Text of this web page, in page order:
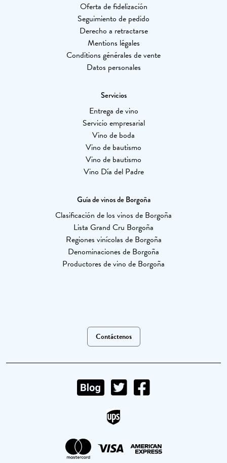
Oferta de fidelización
Seguimiento de pedido
Derecho a retractarse
Mentions légales
Conditions générales de vente
Datos personales
Servicios
Entrega de vino
Servicio empresarial
Vino de boda
Vino de bautismo
Vino de bautismo
Vino Día del Padre
Guía de vinos de Borgoña
Clasificación de los vinos de Borgoña
Lista Grand Cru Borgoña
Regiones vinícolas de Borgoña
Denominaciones de Borgoña
Productores de vino de Borgoña
Contáctenos